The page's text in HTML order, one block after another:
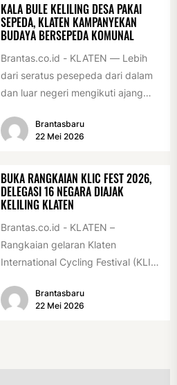
KALA BULE KELILING DESA PAKAI
SEPEDA, KLATEN KAMPANYEKAN
BUDAYA BERSEPEDA KOMUNAL
Brantas.co.id - KLATEN — Lebih
dari seratus pesepeda dari dalam
dan luar negeri mengikuti ajang
Association Rally...
Brantasbaru
22 Mei 2026
BUKA RANGKAIAN KLIC FEST 2026,
DELEGASI 16 NEGARA DIAJAK
KELILING KLATEN
Brantas.co.id - KLATEN –
Rangkaian gelaran Klaten
International Cycling Festival (KLIC
(17/5/2026). Rangkaian kegiatan
dibuka...
Brantasbaru
22 Mei 2026